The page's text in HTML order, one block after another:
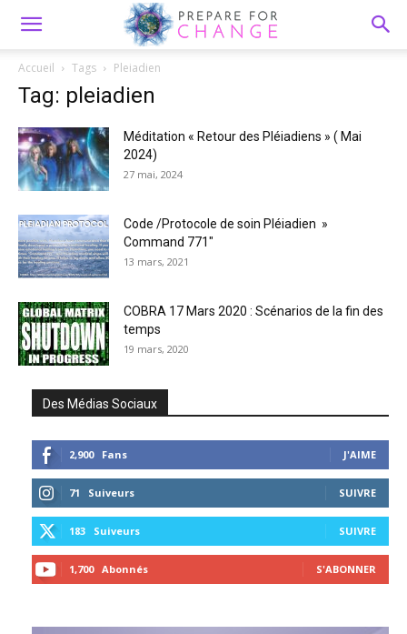
Accueil Tags Pleiadien
Tag: pleiadien
Méditation « Retour des Pléiadiens » ( Mai
2024)
27 mai, 2024
Code /Protocole de soin Pléiadien »
Command 771″
13 mars, 2021
COBRA 17 Mars 2020 : Scénarios de la fin des
temps
19 mars, 2020
Des Médias Sociaux
2,900 Fans J'AIME
71 Suiveurs SUIVRE
183 Suiveurs SUIVRE
1,700 Abonnés S'ABONNER